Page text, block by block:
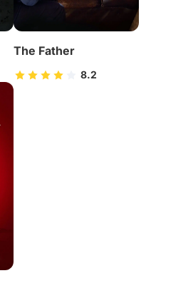
The Father
8.2